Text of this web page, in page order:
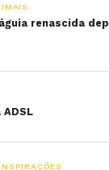
renascida